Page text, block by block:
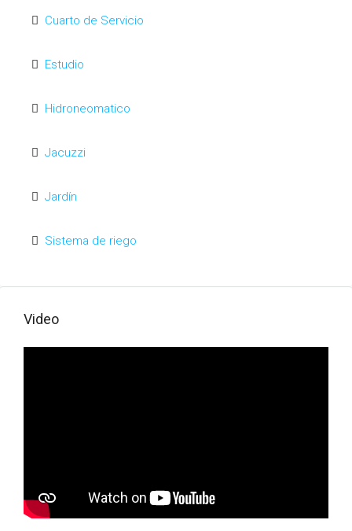
Cuarto de Servicio
Estudio
Hidroneomatico
Jacuzzi
Jardín
Sistema de riego
Video